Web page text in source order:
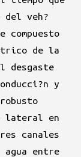
del veh?
compuesto
de la
desgaste
y
lateral en
canales
entre